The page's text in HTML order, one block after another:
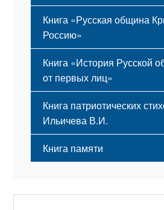
Книга «Русская община
Россию»
Книга «История Русской
от первых лиц»
Книга патриотических
Ильичева В.И.
Книга памяти